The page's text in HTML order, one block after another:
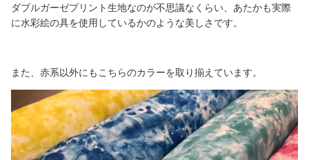
ダブルガーゼプリント生地なのが不思議なくらい、あたかも実際
に水彩絵の具を使用しているかのような美しさです。
また、赤系以外にもこちらのカラーを取り揃えています。